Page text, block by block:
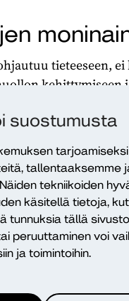
suostumusta
tallentaaksemme
tekniikoiden
käsitellä tietoja,
tunnuksia tällä
peruuttaminen voi
ja toimintoihin.
tieteeseen,
katsomuksia ja